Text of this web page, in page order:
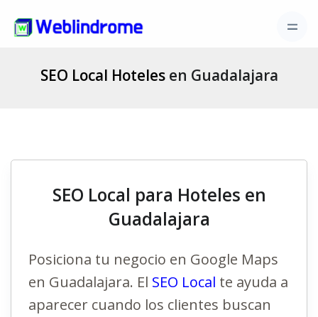
SEO Local Hotelesen Guadalajara
SEO Local para Hoteles en
Guadalajara
Posiciona tu negocio en Google Maps
en Guadalajara. El SEO Local te ayuda a
aparecer cuando los clientes buscan